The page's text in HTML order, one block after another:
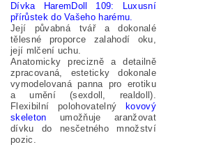
Dívka HaremDoll 109: Luxusní
přírůstek do Vašeho harému.
Její půvabná tvář a dokonalé
tělesné proporce zalahodí oku,
její mlčení uchu.
Anatomicky precizně a detailně
zpracovaná, esteticky dokonale
vymodelovaná panna pro erotiku
a umění (sexdoll, realdoll).
Flexibilní polohovatelný kovový
skeletonumožňuje aranžovat
dívku do nesčetného množství
pozic.